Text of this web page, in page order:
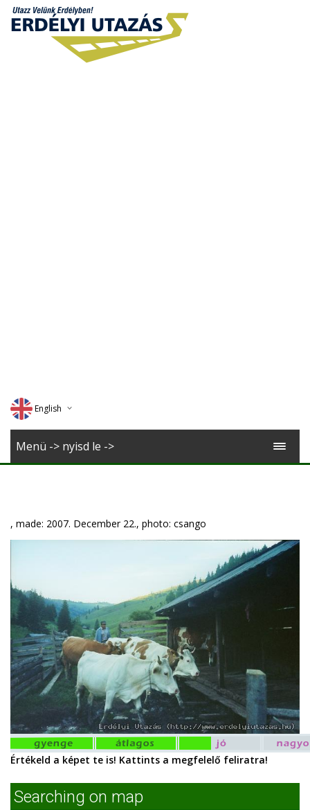
English
Deutsch
Menü -> nyisd le ->
, made: 2007. December 22., photo: csango
Értékeld a képet te is! Kattints a megfelelő feliratra!
Searching on map